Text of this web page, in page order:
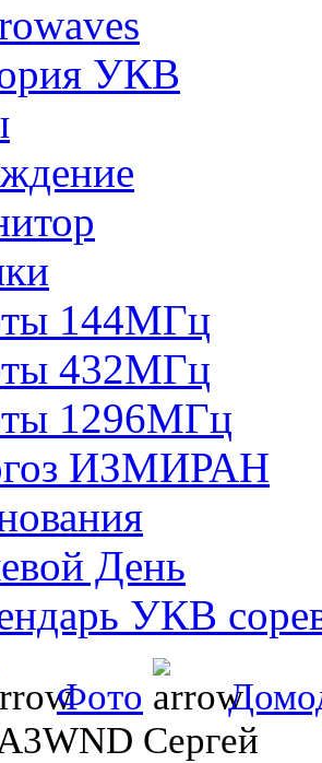
УКВ
144МГц
432МГц
1296МГц
ИЗМИРАН
День
УКВ
Фото
Сергей